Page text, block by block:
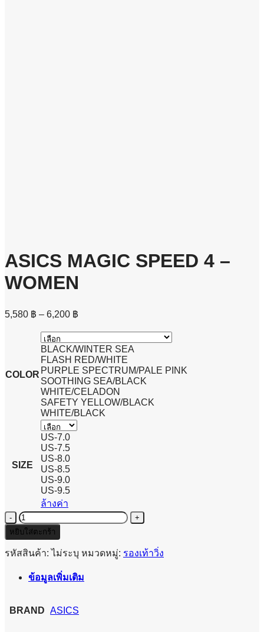
ASICS MAGIC SPEED 4 –
WOMEN
5,580 ฿ – 6,200 ฿
5,580 ฿
through
6,200 ฿
COLOR
BLACK/WINTER SEA
FLASH RED/WHITE
PURPLE SPECTRUM/PALE PINK
SOOTHING SEA/BLACK
WHITE/CELADON
SAFETY YELLOW/BLACK
WHITE/BLACK
SIZE
US-7.0
US-7.5
US-8.0
US-8.5
US-9.0
US-9.5
ล้างค่า
จำนวน
ASICS
MAGIC
SPEED
WOMEN
หยิบใส่ตะกร้า
รหัสสินค้า:ไม่ระบุ หมวดหมู่: รองเท้าวิ่ง
ข้อมูลเพิ่มเติม
BRAND ASICS